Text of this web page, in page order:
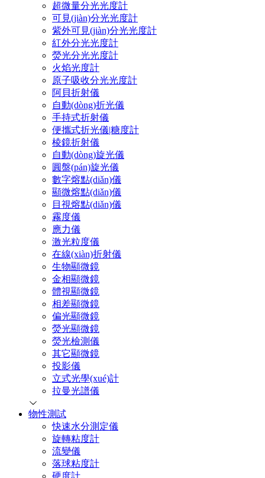
超微量分光光度計
可見(jiàn)分光光度計
紫外可見(jiàn)分光光度計
紅外分光光度計
熒光分光光度計
火焰光度計
原子吸收分光光度計
阿貝折射儀
自動(dòng)折光儀
手持式折射儀
便攜式折光儀|糖度計
棱鏡折射儀
自動(dòng)旋光儀
圓盤(pán)旋光儀
數字熔點(diǎn)儀
顯微熔點(diǎn)儀
目視熔點(diǎn)儀
霧度儀
應力儀
激光粒度儀
在線(xiàn)折射儀
生物顯微鏡
金相顯微鏡
體視顯微鏡
相差顯微鏡
偏光顯微鏡
熒光顯微鏡
熒光檢測儀
其它顯微鏡
投影儀
立式光學(xué)計
拉曼光譜儀
物性測試
快速水分測定儀
旋轉粘度計
流變儀
落球粘度計